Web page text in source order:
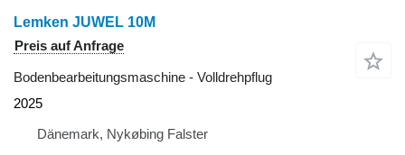
Lemken JUWEL 10M
Preis auf Anfrage
Bodenbearbeitungsmaschine - Volldrehpflug
2025
Dänemark, Nykøbing Falster